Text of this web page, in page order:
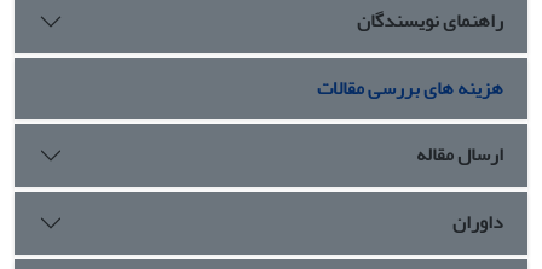
راهنمای نویسندگان
هزینه های بررسی مقالات
ارسال مقاله
داوران